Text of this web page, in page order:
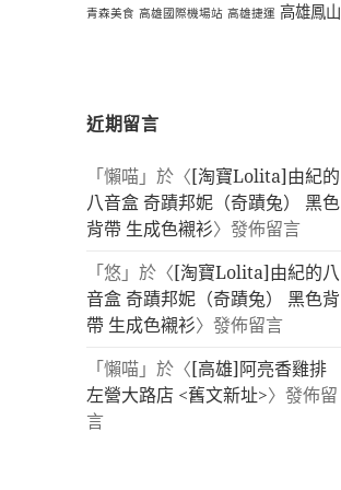
青森美食 高雄國際機場站 高雄捷運 高雄鳳山
近期留言
「懶喵」於〈[淘寶Lolita]由紀的
八音盒 奇蹟邦妮（奇蹟兔） 黑色
背帶 生成色襯衫〉發佈留言
「悠」於〈[淘寶Lolita]由紀的八
音盒 奇蹟邦妮（奇蹟兔） 黑色背
帶 生成色襯衫〉發佈留言
「懶喵」於〈[高雄]阿亮香雞排
左營大路店 <舊文新址>〉發佈留
言